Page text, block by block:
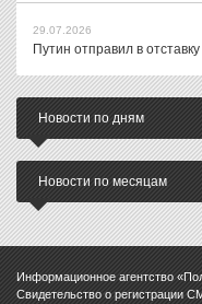
29.07.2026
Путин отправил в
Новости по дням
Новости по месяцам
Информационное агентство
Свидетельство о